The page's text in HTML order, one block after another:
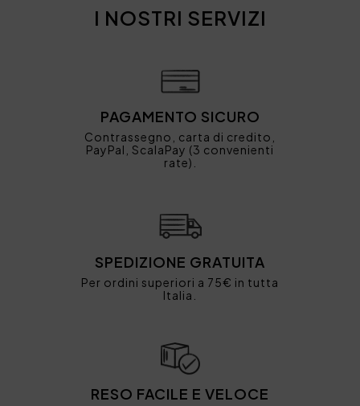
I NOSTRI SERVIZI
PAGAMENTO SICURO
Contrassegno, carta di credito,
PayPal, ScalaPay (3 convenienti
rate).
SPEDIZIONE GRATUITA
Per ordini superiori a 75€ in tutta
Italia.
RESO FACILE E VELOCE